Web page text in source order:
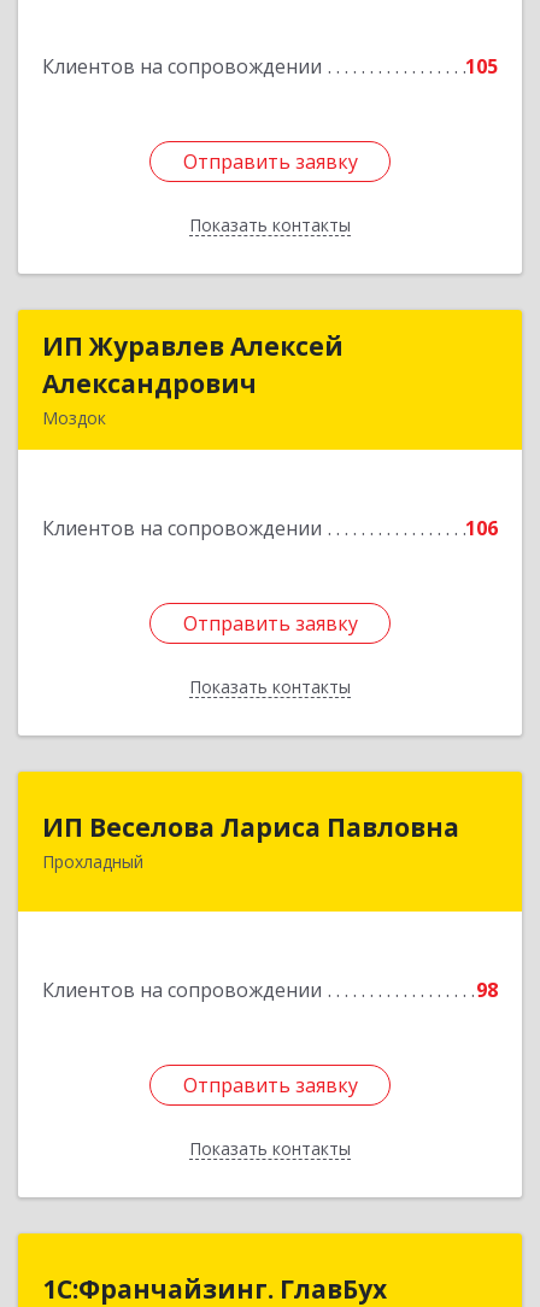
Клиентов на сопровождении 105
Отправить заявку
Показать контакты
Отправить заявку
Назад
ИП Журавлев Алексей
Александрович
Моздок
Клиентов на сопровождении 106
Отправить заявку
Показать контакты
ИП Журавлев Алексей
Подробнее
Отправить заявку
Назад
ИП Веселова Лариса Павловна
Прохладный
Клиентов на сопровождении 98
Отправить заявку
Показать контакты
Отправить заявку
Назад
1С:Франчайзинг. ГлавБух
1С:Франчайзинг. ГлавБух